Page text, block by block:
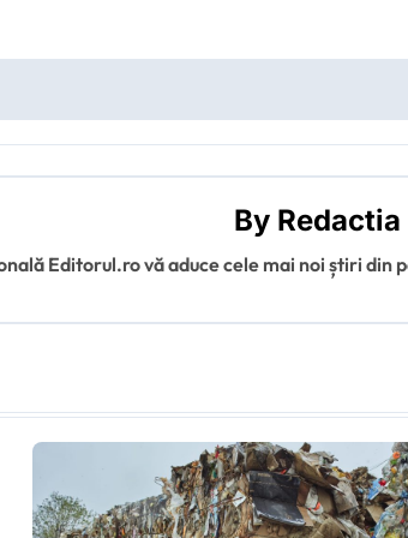
By Redactia
Editorul.ro vă aduce cele mai noi știri din